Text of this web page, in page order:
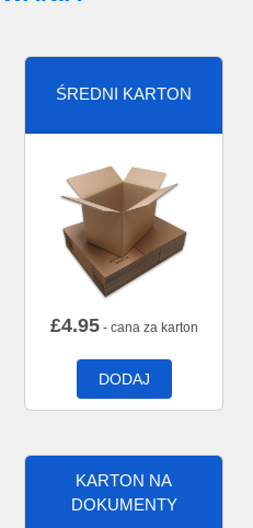
ŚREDNI KARTON
£4.95- cana za karton
DODAJ
KARTON NA
DOKUMENTY